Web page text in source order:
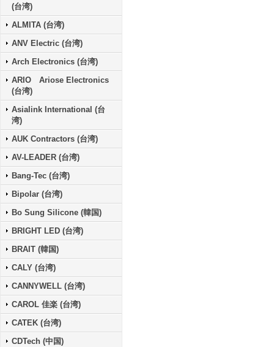
(台湾)
ALMITA (台湾)
ANV Electric (台湾)
Arch Electronics (台湾)
ARIO Ariose Electronics
(台湾)
Asialink International (台
湾)
AUK Contractors (台湾)
AV-LEADER (台湾)
Bang-Tec (台湾)
Bipolar (台湾)
Bo Sung Silicone (韓国)
BRIGHT LED (台湾)
BRAIT (韓国)
CALY (台湾)
CANNYWELL (台湾)
CAROL 佳楽 (台湾)
CATEK (台湾)
CDTech (中国)